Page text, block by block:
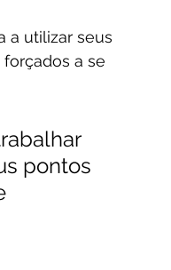
a utilizar seus
a se
pontos